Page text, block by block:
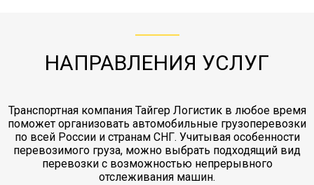
заканчивая выгрузкой в пункте получателя.
НАПРАВЛЕНИЯ УСЛУГ
Транспортная компания Тайгер Логистик в любое время
поможет организовать автомобильные грузоперевозки
по всей России и странам СНГ. Учитывая особенности
перевозимого груза, можно выбрать подходящий вид
перевозки с возможностью непрерывного
отслеживания машин.